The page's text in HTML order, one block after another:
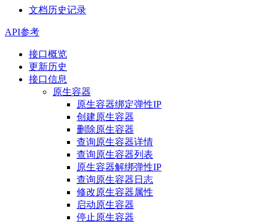
文档历史记录
API参考
接口概览
更新历史
接口信息
原生容器
原生容器绑定弹性IP
创建原生容器
删除原生容器
查询原生容器详情
查询原生容器列表
原生容器解绑弹性IP
查询原生容器日志
修改原生容器属性
启动原生容器
停止原生容器